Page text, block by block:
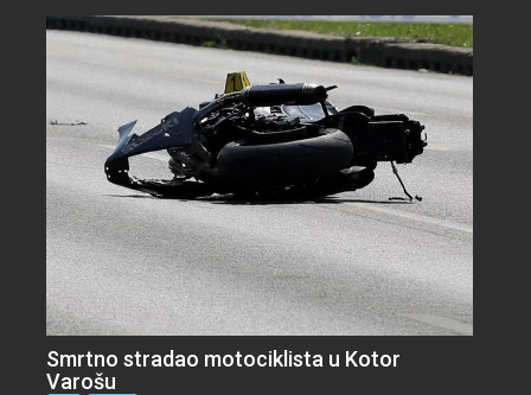
Smrtno stradao motociklista u Kotor
Varošu